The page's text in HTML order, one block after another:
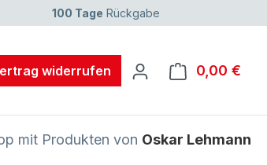
100 Tage Rückgabe
widerrufen 0,00 €
mit Produkten von Oskar Lehmann